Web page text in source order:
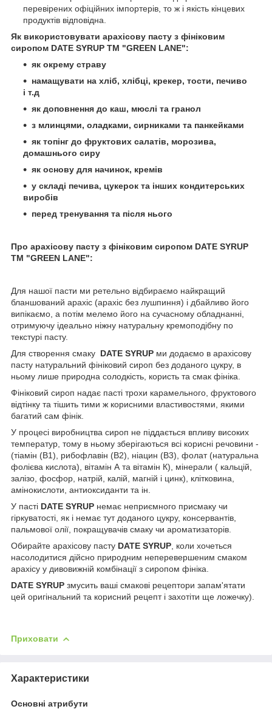
перевірених офіційних імпортерів, то ж і якість кінцевих
продуктів відповідна.
Як використовувати арахісову пасту з фініковим
сиропом DATE SYRUP ТМ "GREEN LANE":
як окрему страву
намащувати на хліб, хлібці, крекер, тости, печиво
і т.д
як доповнення до каш, мюслі та гранол
з млинцями, оладками, сирниками та панкейками
як топінг до фруктових салатів, морозива,
домашнього сиру
як основу для начинок, кремів
у складі печива, цукерок та інших кондитерських
виробів
перед тренування та після нього
Про арахісову пасту з фініковим сиропом DATE SYRUP
ТМ "GREEN LANE":
Для нашої пасти ми ретельно відбираємо найкращий
бланшований арахіс (арахіс без лушпиння) і дбайливо його
випікаємо, а потім мелемо його на сучасному обладнанні,
отримуючу ідеально ніжну натуральну кремоподібну по
текстурі пасту.
Для створення смаку DATE SYRUP ми додаємо в арахісову
пасту натуральний фініковий сироп без доданого цукру, в
ньому лише природна солодкість, користь та смак фініка.
Фініковий сироп надає пасті трохи карамельного, фруктового
відтінку та тішить тими ж корисними властивостями, якими
багатий сам фінік.
У процесі виробництва сироп не піддається впливу високих
температур, тому в ньому зберігаються всі корисні речовини -
(тіамін (B1), рибофлавін (B2), ніацин (B3), фолат (натуральна
фолієва кислота), вітамін А та вітамін К), мінерали ( кальцій,
залізо, фосфор, натрій, калій, магній і цинк), клітковина,
амінокислоти, антиоксиданти та ін.
У пасті DATE SYRUP немає неприємного присмаку чи
гіркуватості, як і немає тут доданого цукру, консервантів,
пальмової олії, покращувачів смаку чи ароматизаторів.
Обирайте арахісову пасту DATE SYRUP , коли хочеться
насолодитися дійсно природним неперевершеним смаком
арахісу у дивовижній комбінації з сиропом фініка.
DATE SYRUP змусить ваші смакові рецептори запам'ятати
цей оригінальний та корисний рецепт і захотіти ще ложечку).
Приховати
Характеристики
Основні атрибути